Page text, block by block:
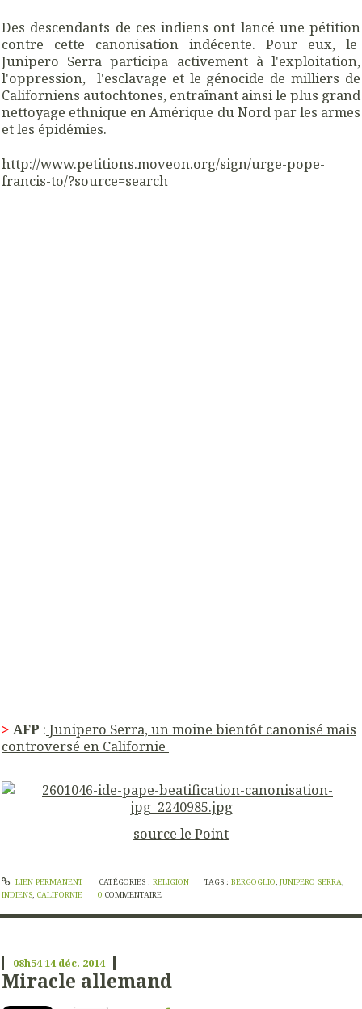
Des descendants de ces indiens ont lancé une pétition
contre cette canonisation indécente. Pour eux, le
Junipero Serra participa activement à l'exploitation,
l'oppression, l'esclavage et le génocide de milliers de
Californiens autochtones, entraînant ainsi le plus grand
nettoyage ethnique en Amérique du Nord par les armes
et les épidémies.
http://www.petitions.moveon.org/sign/urge-pope-
francis-to/?source=search
> AFP : Junipero Serra, un moine bientôt canonisé mais
controversé en Californie
source le Point
LIEN PERMANENT CATÉGORIES : RELIGION TAGS : BERGOGLIO, JUNIPERO SERRA,
INDIENS, CALIFORNIE 0 COMMENTAIRE
08h5414 déc. 2014
Miracle allemand